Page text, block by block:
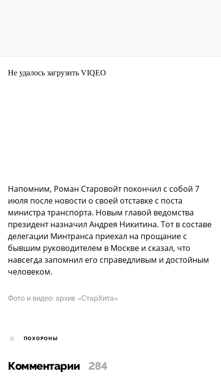
Не удалось загрузить VIQEO
Напомним, Роман Старовойт покончил с собой 7
июля после новости о своей отставке с поста
министра транспорта. Новым главой ведомства
президент назначил Андрея Никитина. Тот в составе
делегации Минтранса приехал на прощание с
бывшим руководителем в Москве и сказал, что
навсегда запомнил его справедливым и достойным
человеком.
Фото и видео: архив «СтарХита»
ПОХОРОНЫ
Комментарии 284